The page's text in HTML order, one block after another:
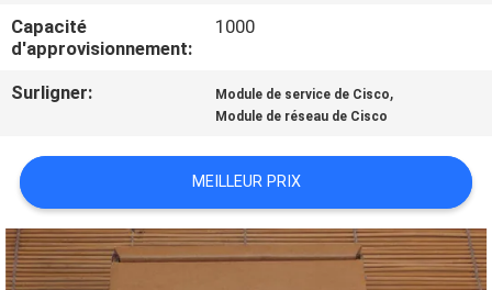
CONTRÔLE
DE
LA
NOUS
CONTACTER
Capacité
d'approvisionnement:
1000
Surligner: Module de service de Cisco,
Module de réseau de Cisco
MEILLEUR PRIX